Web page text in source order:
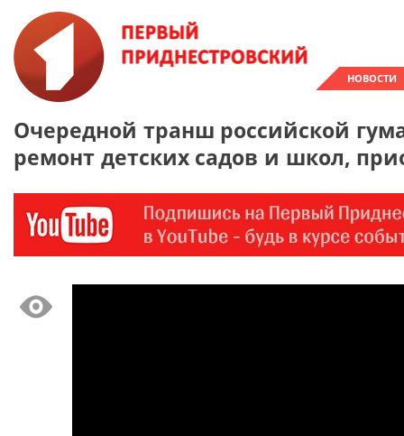
НОВОСТИ
Очередной транш российской
ремонт детских садов и школ,